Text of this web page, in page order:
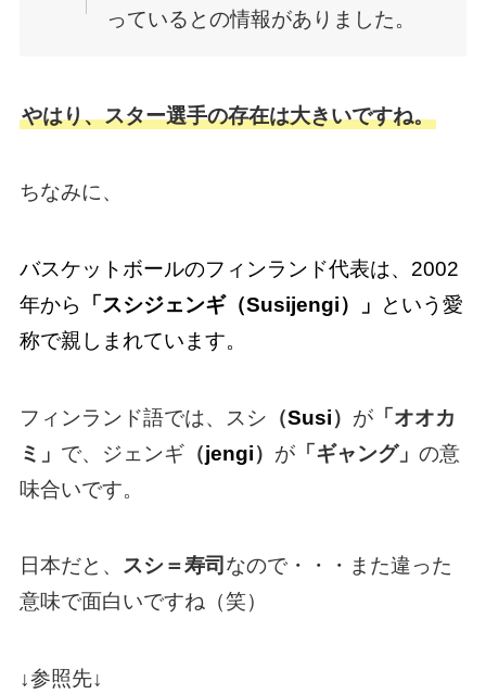
っているとの情報がありました。
やはり、スター選手の存在は大きいですね。
ちなみに、
バスケットボールのフィンランド代表は、2002
年から
「スシジェンギ（Susijengi）」
という愛
称で親しまれています。
フィンランド語では、スシ （Susi） が「オオカ
ミ」 で、ジェンギ（jengi） が「ギャング」 の意
味合いです。
日本だと、 スシ＝寿司 なので・・・また違った
意味で面白いですね（笑）
↓参照先↓